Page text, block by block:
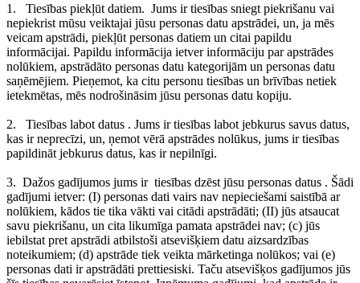
1. Tiesības piekļūt datiem. Jums ir tiesības sniegt piekrišanu vai
nepiekrist mūsu veiktajai jūsu personas datu apstrādei, un, ja mēs
veicam apstrādi, piekļūt personas datiem un citai papildu
informācijai. Papildu informācija ietver informāciju par apstrādes
nolūkiem, apstrādāto personas datu kategorijām un personas datu
saņēmējiem. Pieņemot, ka citu personu tiesības un brīvības netiek
ietekmētas, mēs nodrošināsim jūsu personas datu kopiju.
2. Tiesības labot datus . Jums ir tiesības labot jebkurus savus datus,
kas ir neprecīzi, un, ņemot vērā apstrādes nolūkus, jums ir tiesības
papildināt jebkurus datus, kas ir nepilnīgi.
3. Dažos gadījumos jums ir tiesības dzēst jūsu personas datus . Šādi
gadījumi ietver: (I) personas dati vairs nav nepieciešami saistībā ar
nolūkiem, kādos tie tika vākti vai citādi apstrādāti; (II) jūs atsaucat
savu piekrišanu, un cita likumīga pamata apstrādei nav; (c) jūs
iebilstat pret apstrādi atbilstoši atsevišķiem datu aizsardzības
noteikumiem; (d) apstrāde tiek veikta mārketinga nolūkos; vai (e)
personas dati ir apstrādāti prettiesiski. Taču atsevišķos gadījumos jūs